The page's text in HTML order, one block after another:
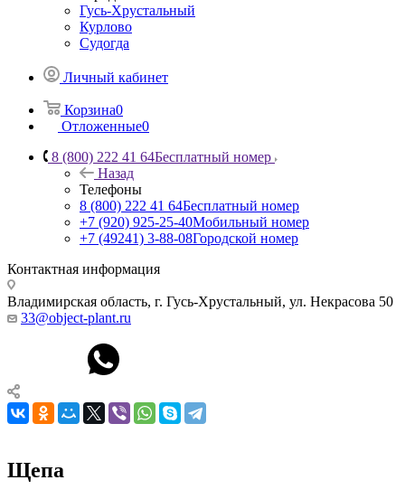
Гусь-Хрустальный
Курлово
Судогда
Личный кабинет
Корзина0
Отложенные0
8 (800) 222 41 64Бесплатный номер
Назад
Телефоны
8 (800) 222 41 64Бесплатный номер
+7 (920) 925-25-40Мобильный номер
+7 (49241) 3-88-08Городской номер
Контактная информация
Владимирская область, г. Гусь-Хрустальный, ул. Некрасова 50
33@object-plant.ru
Щепа